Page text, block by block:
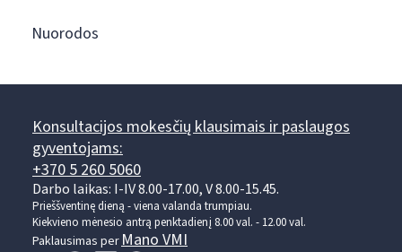
Nuorodos
Konsultacijos mokesčių klausimais ir paslaugos
gyventojams:
+370 5 260 5060
Darbo laikas: I-IV 8.00-17.00, V 8.00-15.45.
Prieššventinę dieną - viena valanda trumpiau.
Kiekvieno mėnesio antrą penktadienį 8.00 val. - 12.00 val.
Paklausimas per Mano VMI